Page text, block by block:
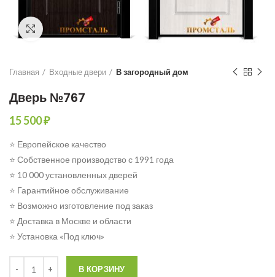
Click to enlarge
Главная Входные двери В загородный дом
Дверь №767
15 500₽
⭐ Европейское качество
⭐ Собственное производство с 1991 года
⭐ 10 000 установленных дверей
⭐ Гарантийное обслуживание
⭐ Возможно изготовление под заказ
⭐ Доставка в Москве и области
⭐ Установка «Под ключ»
В КОРЗИНУ